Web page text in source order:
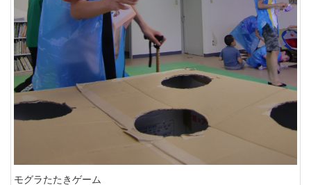
モグラたたきゲーム